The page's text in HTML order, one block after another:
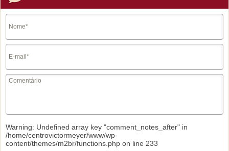
Warning: Undefined array key "comment_notes_after" in
/home/centrovictormeyer/www/wp-
content/themes/m2br/functions.php on line 233